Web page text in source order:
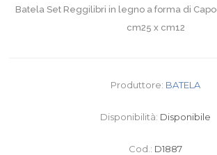
Batela Set Reggilibri in legno a forma di
cm25 x cm12
Produttore: BATELA
Disponibilità: Disponibile
Cod.: D1887